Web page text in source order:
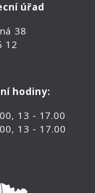
úřad
38
12
hodiny:
13 - 17.00
13 - 17.00